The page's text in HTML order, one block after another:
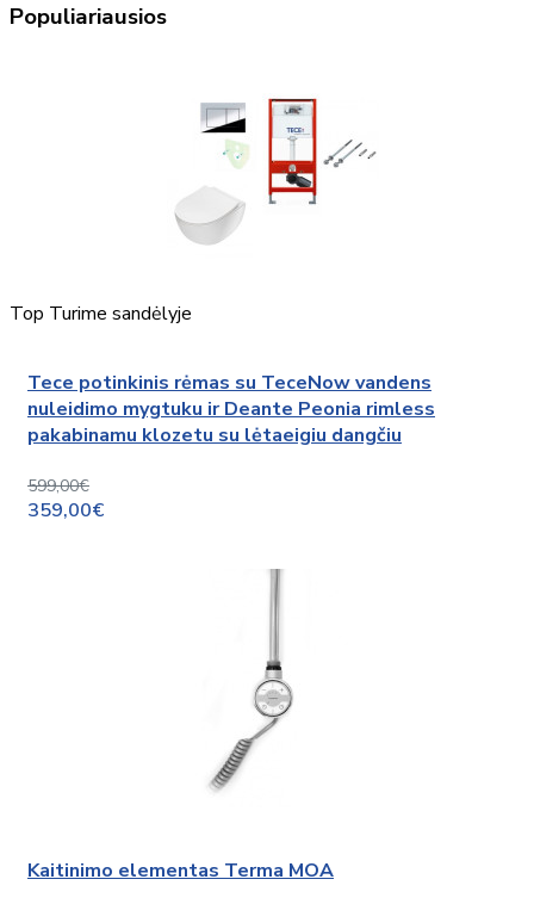
Populiariausios
Top Turime sandėlyje
Tece potinkinis rėmas su TeceNow vandens
nuleidimo mygtuku ir Deante Peonia rimless
pakabinamu klozetu su lėtaeigiu dangčiu
599,00€
359,00€
Kaitinimo elementas Terma MOA